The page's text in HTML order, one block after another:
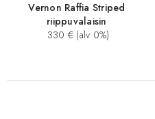
Vernon Raffia Striped
riippuvalaisin
330 € (alv 0%)